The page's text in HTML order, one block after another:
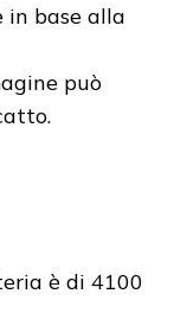
in base alla
può
è di 4100